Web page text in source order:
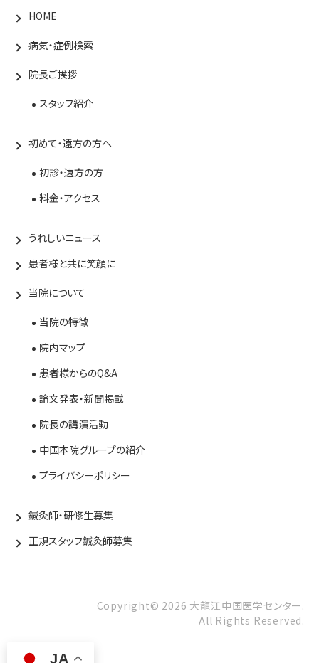
JA
HOME
病気・症例検索
院長ご挨拶
スタッフ紹介
初めて・遠方の方へ
初診・遠方の方
料金・アクセス
うれしいニュース
患者様と共に笑顔に
当院について
当院の特徴
院内マップ
患者様からのQ&A
論文発表・新聞掲載
院長の講演活動
中国本院グループの紹介
プライバシーポリシー
鍼灸師・研修生募集
正規スタッフ鍼灸師募集
Copyright© 2026 大龍江中国医学センター.
All Rights Reserved.